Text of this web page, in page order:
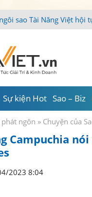
Sự kiện Hot Sao – Biz
phát ngôn » Chuyện của
Campuchia
2023 8:04